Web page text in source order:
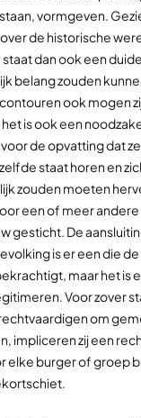
vormgeven.
de historische
dan ook een
belang zouden
ook mogen
is ook een
de opvatting dat ze
staat horen en
zouden moeten
een of meer
gesticht. De
is er een die
maar het is
Voor zover
om
impliceren zij een
elke burger of groep